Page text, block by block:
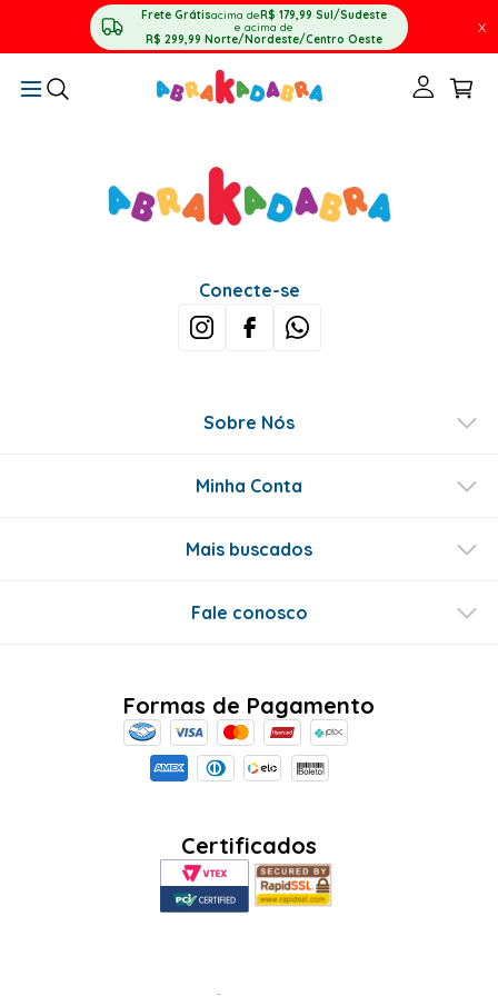
Frete Grátisacima deR$ 179,99 Sul/Sudeste
e acima de
R$ 299,99 Norte/Nordeste/Centro Oeste
X
Conecte-se
Sobre Nós
Minha Conta
Mais buscados
Fale conosco
Formas de Pagamento
Certificados